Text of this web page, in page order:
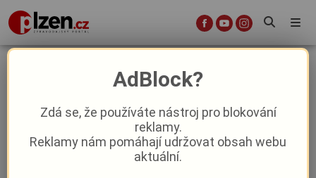
Jaké kulturní a společenské akce
na nás čekají v nejbližších dnech?
2. 7. 2023|08:27
AdBlock?
Zdá se, že používáte nástroj pro blokování
reklamy.
Reklamy nám pomáhají udržovat obsah webu
aktuální.